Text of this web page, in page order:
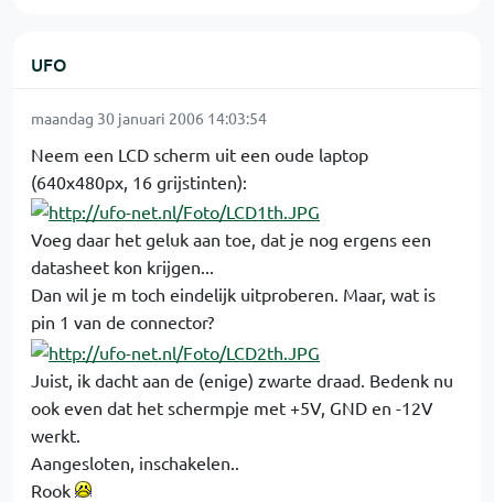
UFO
maandag 30 januari 2006 14:03:54
Neem een LCD scherm uit een oude laptop
(640x480px, 16 grijstinten):
Voeg daar het geluk aan toe, dat je nog ergens een
datasheet kon krijgen...
Dan wil je m toch eindelijk uitproberen. Maar, wat is
pin 1 van de connector?
Juist, ik dacht aan de (enige) zwarte draad. Bedenk nu
ook even dat het schermpje met +5V, GND en -12V
werkt.
Aangesloten, inschakelen..
Rook